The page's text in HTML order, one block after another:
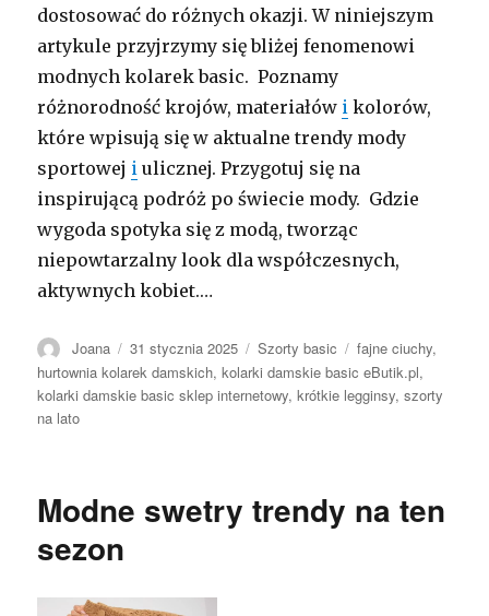
dostosować do różnych okazji. W niniejszym
artykule przyjrzymy się bliżej fenomenowi
modnych kolarek basic. Poznamy
różnorodność krojów, materiałów i kolorów,
które wpisują się w aktualne trendy mody
sportowej i ulicznej. Przygotuj się na
inspirującą podróż po świecie mody. Gdzie
wygoda spotyka się z modą, tworząc
niepowtarzalny look dla współczesnych,
aktywnych kobiet.…
Autor
Joana Opublikowano
31 stycznia 2025 Kategorie
Szorty basic Tagi
fajne ciuchy,
hurtownia kolarek damskich,kolarki damskie basic eButik.pl,
kolarki damskie basic sklep internetowy,krótkie legginsy,szorty
na lato
Modne swetry trendy na ten
sezon